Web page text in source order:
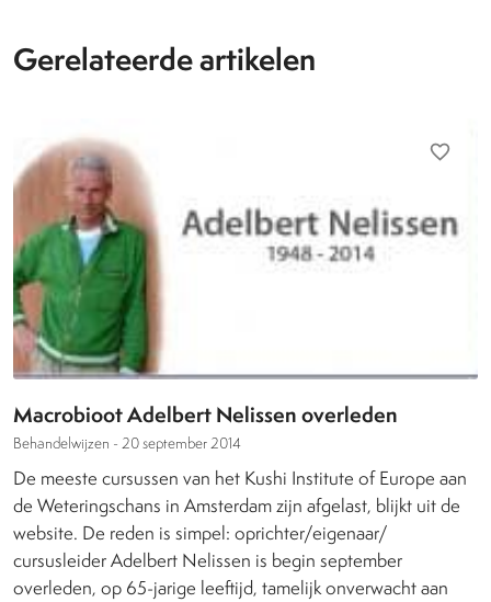
Gerelateerde artikelen
favorite_border
Macrobioot Adelbert Nelissen overleden
Behandelwijzen - 20 september 2014
De meeste cursussen van het Kushi Institute of Europe aan
de Weteringschans in Amsterdam zijn afgelast, blijkt uit de
website. De reden is simpel: oprichter/eigenaar/
cursusleider Adelbert Nelissen is begin september
overleden, op 65-jarige leeftijd, tamelijk onverwacht aan